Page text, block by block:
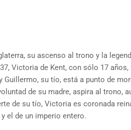
su ascenso al trono y la
Victoria de Kent, con sólo 17 años,
Guillermo, su tío, está a punto de
de su madre, aspira al trono,
de su tío, Victoria es coronada
el de un imperio entero.